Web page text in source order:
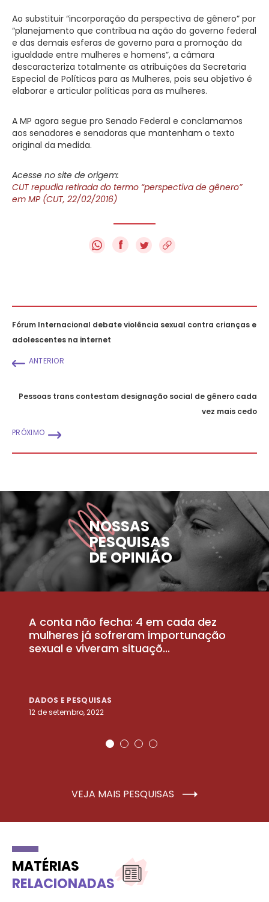
Ao substituir “incorporação da perspectiva de gênero” por
“planejamento que contribua na ação do governo federal
e das demais esferas de governo para a promoção da
igualdade entre mulheres e homens”, a câmara
descaracteriza totalmente as atribuições da Secretaria
Especial de Políticas para as Mulheres, pois seu objetivo é
elaborar e articular políticas para as mulheres.
A MP agora segue pro Senado Federal e conclamamos
aos senadores e senadoras que mantenham o texto
original da medida.
Acesse no site de origem:
CUT repudia retirada do termo “perspectiva de gênero”
em MP (CUT, 22/02/2016)
f
Fórum Internacional debate violência sexual contra crianças e
adolescentes na internet
ANTERIOR
Pessoas trans contestam designação social de gênero cada
vez mais cedo
PRÓXIMO
NOSSAS
PESQUISAS
DE OPINIÃO
A conta não fecha: 4 em cada dez
mulheres já sofreram importunação
sexual e viveram situaçõ...
DADOS E PESQUISAS
12 de setembro, 2022
VEJA MAIS PESQUISAS
MATÉRIAS
RELACIONADAS